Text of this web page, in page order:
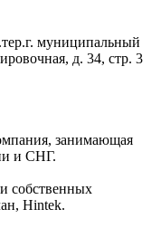
муниципальный
д. 34, стр. 3
занимающая
и СНГ.
собственных
Hintek.